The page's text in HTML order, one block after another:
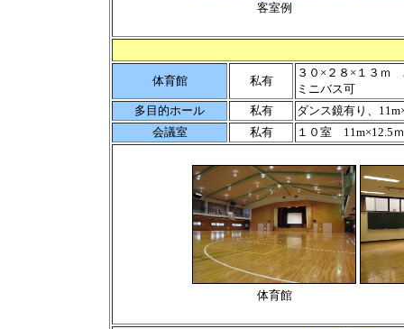
客室例
体育館 私有
３０×２８×１３ｍ
ミニバス可
多目的ホール
私有
ダンス鏡有り、
会議室
私有 １０室 11m×12.5
体育館